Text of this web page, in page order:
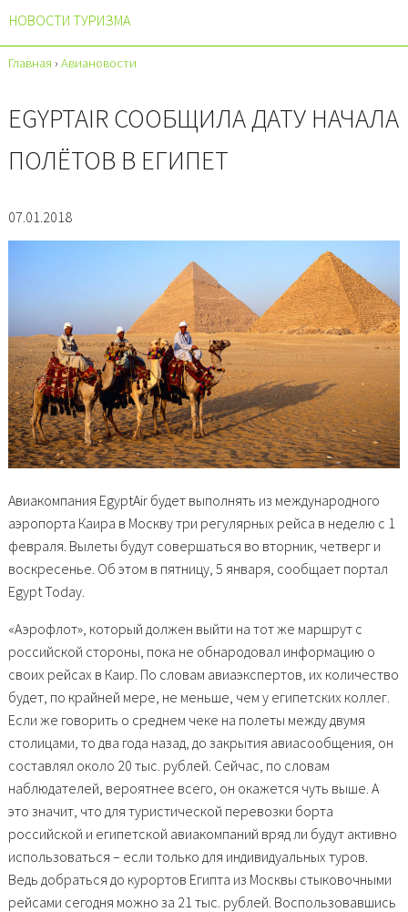
НОВОСТИ ТУРИЗМА
Главная › Авиановости
EGYPTAIR СООБЩИЛА ДАТУ НАЧАЛА
ПОЛЁТОВ В ЕГИПЕТ
07.01.2018
Авиакомпания EgyptAir будет выполнять из международного
аэропорта Каира в Москву три регулярных рейса в неделю с 1
февраля. Вылеты будут совершаться во вторник, четверг и
воскресенье. Об этом в пятницу, 5 января, сообщает портал
Egypt Today.
«Аэрофлот», который должен выйти на тот же маршрут с
российской стороны, пока не обнародовал информацию о
своих рейсах в Каир. По словам авиаэкспертов, их количество
будет, по крайней мере, не меньше, чем у египетских коллег.
Если же говорить о среднем чеке на полеты между двумя
столицами, то два года назад, до закрытия авиасообщения, он
составлял около 20 тыс. рублей. Сейчас, по словам
наблюдателей, вероятнее всего, он окажется чуть выше. А
это значит, что для туристической перевозки борта
российской и египетской авиакомпаний вряд ли будут активно
использоваться – если только для индивидуальных туров.
Ведь добраться до курортов Египта из Москвы стыковочными
рейсами сегодня можно за 21 тыс. рублей. Воспользовавшись